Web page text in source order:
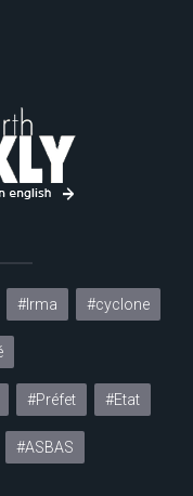
#Irma #cyclone
#Préfet #Etat
#ASBAS